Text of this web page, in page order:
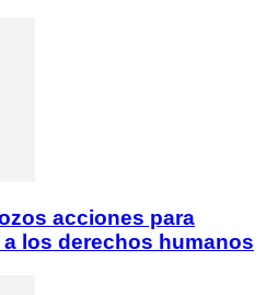
acciones para
los derechos humanos